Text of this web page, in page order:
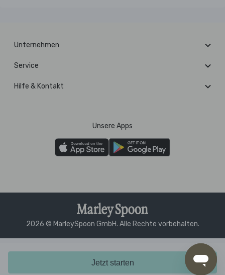
Jetzt starten
Unternehmen
Service
Hilfe & Kontakt
Unsere Apps
2026 © MarleySpoon GmbH. Alle Rechte vorbehalten.